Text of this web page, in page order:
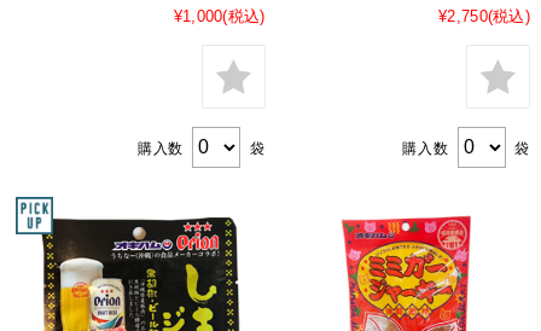
¥1,000(税込)
購入数 袋
¥2,750(税込)
購入数 袋